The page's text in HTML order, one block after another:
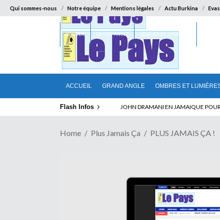
Qui sommes-nous Notre équipe Mentions légales Actu Burkina
ACCUEIL GRAND ANGLE OMBRES ET
ACCUEIL GRAND ANGLE OMBRES ET LUMIÈRES
Flash Infos JOHN DRAMANI EN JAMAIQUE
ELECTION DE TALON A LA TETE
Home Plus Jamais Ça PLUS JAMAIS ÇA !